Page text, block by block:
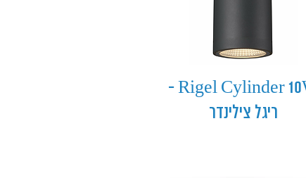
Rigel Cylinder 10W -
ריגל צילינדר